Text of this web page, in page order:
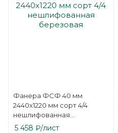
Фанера ФСФ 40 мм
2440х1220 мм сорт 4/4
нешлифованная
березовая
5 458 ₽/лист